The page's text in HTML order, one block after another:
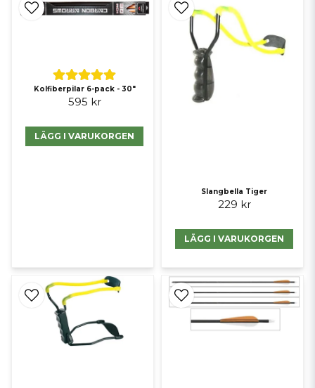
Kolfiberpilar 6-pack - 30"
595 kr
LÄGG I VARUKORGEN
Slangbella Tiger
229 kr
LÄGG I VARUKORGEN